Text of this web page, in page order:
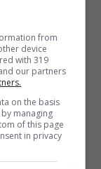
non
punti
fare
from
device
with 319
our partners
on the basis
managing
of this page
in privacy